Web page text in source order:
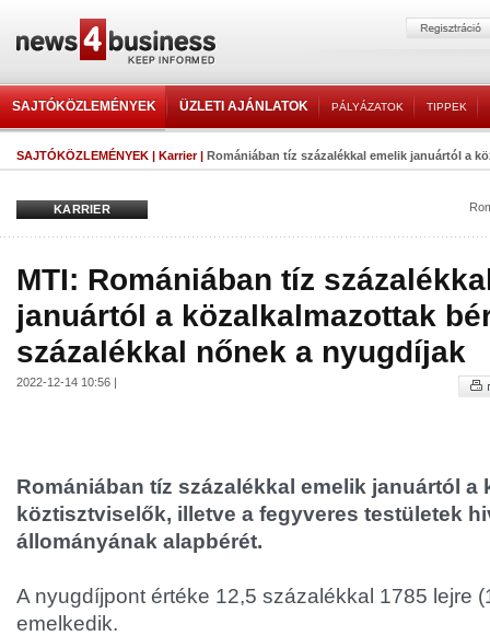
SAJTÓKÖZLEMÉNYEK ÜZLETI AJÁNLATOK PÁLYÁZATOK TIPPEK
SAJTÓKÖZLEMÉNYEK | Karrier| Romániában tíz százalékkal emelik januártól a
KARRIER
MTI: Romániában tíz
januártól a közalkalmazottak
százalékkal nőnek a nyugdíjak
2022-12-14 10:56 |
Romániában tíz százalékkal emelik januártól a
köztisztviselők, illetve a fegyveres testületek
állományának alapbérét.
A nyugdíjpont értéke 12,5 százalékkal 1785 lejre
emelkedik.